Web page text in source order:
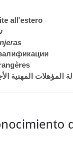
all'estero
المؤهلات المهنية